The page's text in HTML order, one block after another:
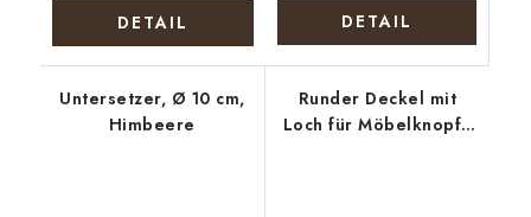
DETAIL DETAIL
Untersetzer, Ø 10 cm,
Himbeere
Runder Deckel mit
Loch für Möbelknopf -